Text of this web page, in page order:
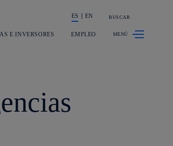
La acción en accionistas e inversores
ES EN BUSCAR
E INVERSORES EMPLEO